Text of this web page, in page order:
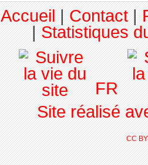
Accueil|Contact|
|Statistiques
FR
Site réalisé
CC